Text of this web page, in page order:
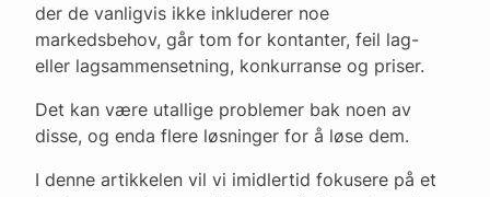
der de vanligvis ikke inkluderer noe
markedsbehov, går tom for kontanter, feil lag-
eller lagsammensetning, konkurranse og priser.
Det kan være utallige problemer bak noen av
disse, og enda flere løsninger for å løse dem.
I denne artikkelen vil vi imidlertid fokusere på et